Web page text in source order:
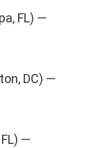
FL) —
DC) —
—